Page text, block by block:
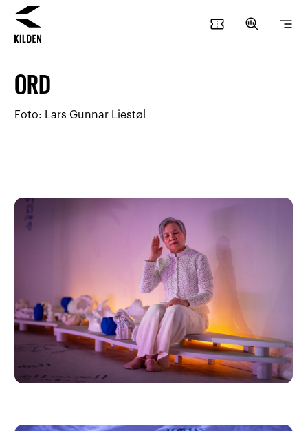
innhold
navigasjon
confirmation_number search_insights segment
ORD
Foto: Lars Gunnar Liestøl